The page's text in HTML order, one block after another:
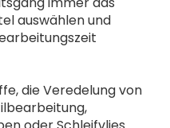
auswählen und
die Veredelung von